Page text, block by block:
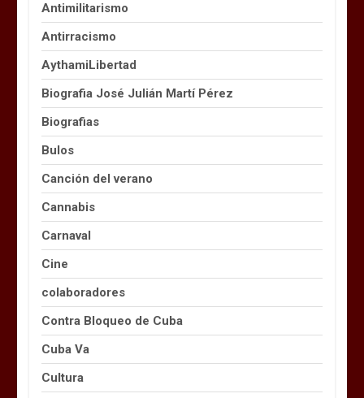
Antimilitarismo
Antirracismo
AythamiLibertad
Biografia José Julián Martí Pérez
Biografias
Bulos
Canción del verano
Cannabis
Carnaval
Cine
colaboradores
Contra Bloqueo de Cuba
Cuba Va
Cultura